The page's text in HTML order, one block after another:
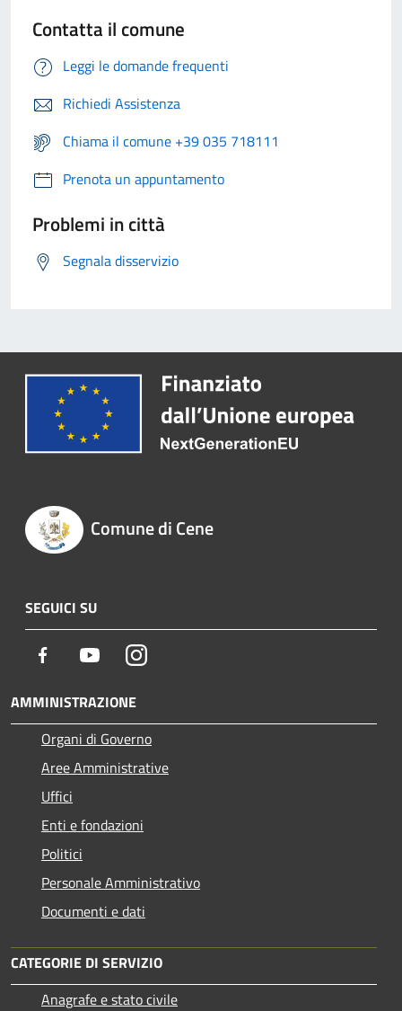
Contatta il comune
Leggi le domande frequenti
Richiedi Assistenza
Chiama il comune +39 035 718111
Prenota un appuntamento
Problemi in città
Segnala disservizio
Comune di Cene
SEGUICI SU
Facebook YoutubeInstagram
AMMINISTRAZIONE
Organi di Governo
Aree Amministrative
Uffici
Enti e fondazioni
Politici
Personale Amministrativo
Documenti e dati
CATEGORIE DI SERVIZIO
Anagrafe e stato civile